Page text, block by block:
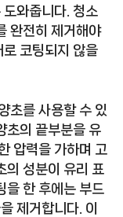
와줍니다. 청소
완전히 제거해야
코팅되지 않을
초를 사용할 수 있
초의 끝부분을 유
압력을 가하며 고
의 성분이 유리 표
을 한 후에는 부드
제거합니다. 이